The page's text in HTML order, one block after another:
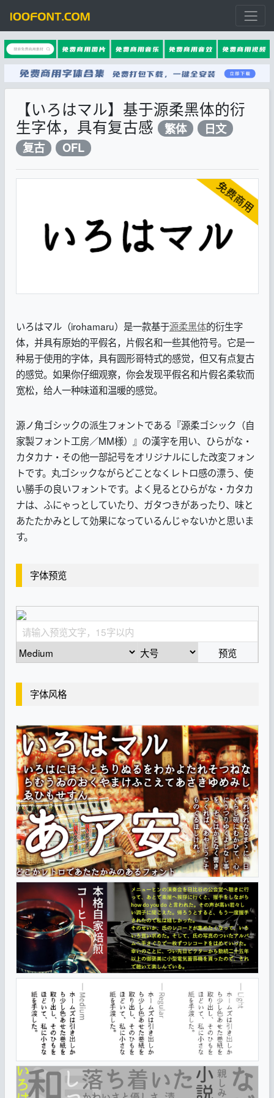
【いろはマル】基于源柔黑体的衍
生字体，具有复古感
繁体
日文
复古
OFL
いろはマル（irohamaru）是一款基于源柔黑体的衍生字
体，并具有原始的平假名，片假名和一些其他符号。它是一
种易于使用的字体，具有圆形哥特式的感觉，但又有点复古
的感觉。如果你仔细观察，你会发现平假名和片假名柔软而
宽松，给人一种味道和温暖的感觉。
源ノ角ゴシックの派生フォントである『源柔ゴシック（自
家製フォント工房／MM様）』の漢字を用い、ひらがな・
カタカナ・その他一部記号をオリジナルにした改変フォン
トです。丸ゴシックながらどことなくレトロ感の漂う、使
い勝手の良いフォントです。よく見るとひらがな・カタカ
ナは、ふにゃっとしていたり、ガタつきがあったり、味と
あたたかみとして効果になっているんじゃないかと思いま
す。
字体预览
预览
字体风格